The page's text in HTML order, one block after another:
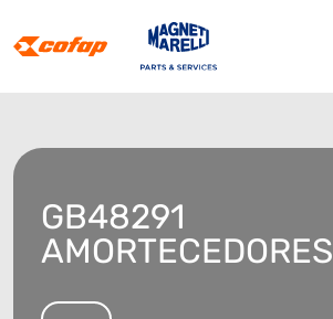
GB48291
AMORTECEDORES